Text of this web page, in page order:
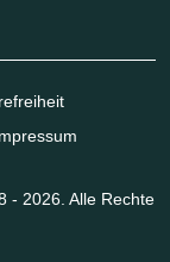
- 2026. Alle Rechte